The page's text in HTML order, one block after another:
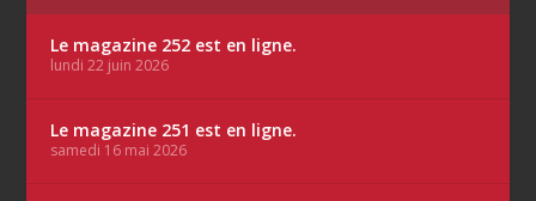
Le magazine 252 est en ligne.
lundi 22 juin 2026
Le magazine 251 est en ligne.
samedi 16 mai 2026